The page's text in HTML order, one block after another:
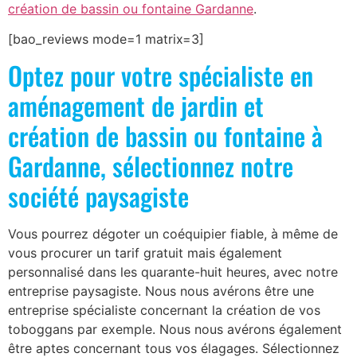
création de bassin ou fontaine Gardanne.
[bao_reviews mode=1 matrix=3]
Optez pour votre spécialiste en
aménagement de jardin et
création de bassin ou fontaine à
Gardanne, sélectionnez notre
société paysagiste
Vous pourrez dégoter un coéquipier fiable, à même de
vous procurer un tarif gratuit mais également
personnalisé dans les quarante-huit heures, avec notre
entreprise paysagiste. Nous nous avérons être une
entreprise spécialiste concernant la création de vos
toboggans par exemple. Nous nous avérons également
être aptes concernant tous vos élagages. Sélectionnez